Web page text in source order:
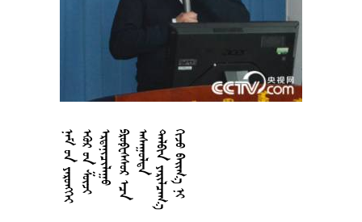















































































 